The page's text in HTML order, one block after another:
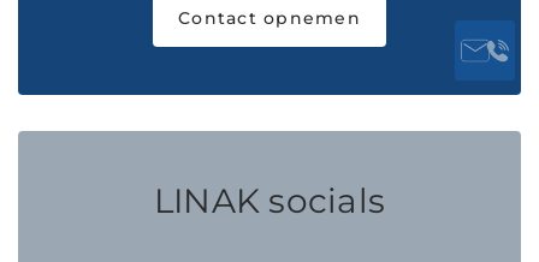
Contact opnemen
LINAK socials